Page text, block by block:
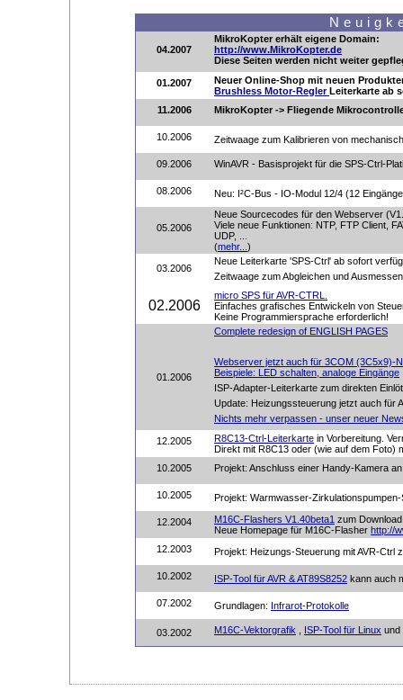
04.2007
MikroKopter erhält eigene Domain:
http://www.MikroKopter.de
Diese Seiten werden nicht weiter
01.2007
Neuer Online-Shop mit neuen
Brushless Motor-ReglerLeiterkarte ab
11.2006
MikroKopter -> Fliegende
10.2006 Zeitwaage zum Kalibrieren von
09.2006 WinAVR - Basisprojekt für die SPS-Ctrl-
08.2006 Neu: I²C-Bus - IO-Modul 12/4 (12
05.2006
Neue Sourcecodes für den Webserver
Viele neue Funktionen: NTP, FTP Client,
UDP, ...
(mehr... )
03.2006
Neue Leiterkarte 'SPS-Ctrl' ab sofort
Zeitwaage zum Abgleichen und
02.2006
micro SPS für AVR-CTRL
Einfaches grafisches Entwickeln von
Keine Programmiersprache erforderlich!
01.2006
Complete redesign of ENGLISH PAGES
Webserver jetzt auch für 3COM (3C5x9)-
Beispiele: LED schalten, analoge Eingänge
ISP-Adapter-Leiterkarte zum direkten
Update: Heizungssteuerung jetzt auch für
Nichts mehr verpassen - unser neuer
12.2005 R8C13-Ctrl-Leiterkarte in Vorbereitung.
Direkt mit R8C13 oder (wie auf dem Foto)
10.2005
Projekt: Anschluss einer Handy-Kamera
10.2005 Projekt: Warmwasser-
12.2004 M16C-Flashers V1.40beta1 zum
Neue Homepage für M16C-Flasher http://
12.2003
Projekt: Heizungs-Steuerung mit AVR-Ctrl
10.2002 ISP-Tool für AVR & AT89S8252 kann auch
07.2002 Grundlagen: Infrarot-Protokolle
03.2002 M16C-Vektorgrafik ISP-Tool für Linux und